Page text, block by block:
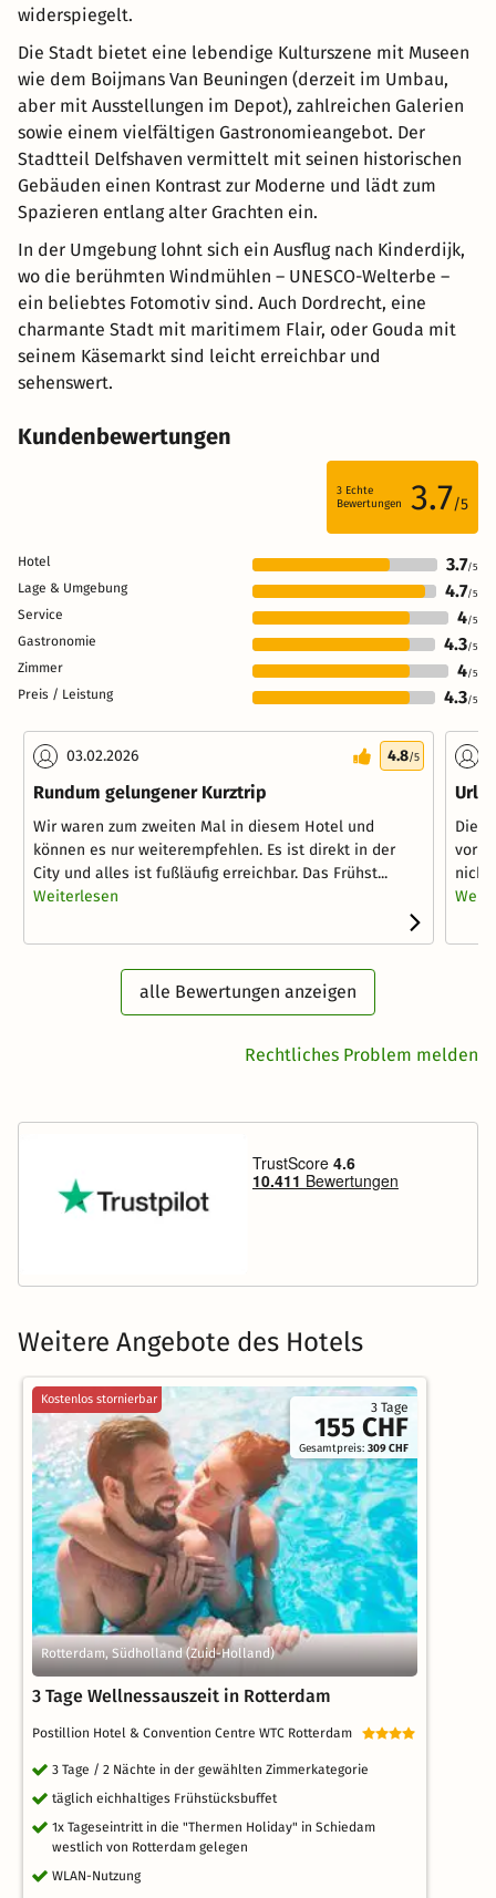
widerspiegelt.
Die Stadt bietet eine lebendige Kulturszene mit Museen
wie dem Boijmans Van Beuningen (derzeit im Umbau,
aber mit Ausstellungen im Depot), zahlreichen Galerien
sowie einem vielfältigen Gastronomieangebot. Der
Stadtteil Delfshaven vermittelt mit seinen historischen
Gebäuden einen Kontrast zur Moderne und lädt zum
Spazieren entlang alter Grachten ein.
In der Umgebung lohnt sich ein Ausflug nach Kinderdijk,
wo die berühmten Windmühlen – UNESCO-Welterbe –
ein beliebtes Fotomotiv sind. Auch Dordrecht, eine
charmante Stadt mit maritimem Flair, oder Gouda mit
seinem Käsemarkt sind leicht erreichbar und
sehenswert.
Kundenbewertungen
3 Echte
Bewertungen
3.7/5
Hotel 3.7/5
Lage & Umgebung 4.7/5
Service 4/5
Gastronomie 4.3/5
Zimmer 4/5
Preis / Leistung 4.3/5
03.02.2026 4.8/5
Rundum gelungener Kurztrip
Wir waren zum zweiten Mal in diesem Hotel und
können es nur weiterempfehlen. Es ist direkt in der
City und alles ist fußläufig erreichbar. Das Frühst...
Weiterlesen
Die
nicht
alle Bewertungen anzeigen
Rechtliches Problem melden
Weitere Angebote des Hotels
3 Tage
155 CHF
Gesamtpreis:309 CHF
Kostenlos stornierbar
Rotterdam, Südholland (Zuid-Holland)
3 Tage Wellnessauszeit in Rotterdam
Postillion Hotel & Convention Centre WTC Rotterdam
3 Tage / 2 Nächte in der gewählten Zimmerkategorie
täglich eichhaltiges Frühstücksbuffet
1x Tageseintritt in die "Thermen Holiday" in Schiedam
westlich von Rotterdam gelegen
WLAN-Nutzung